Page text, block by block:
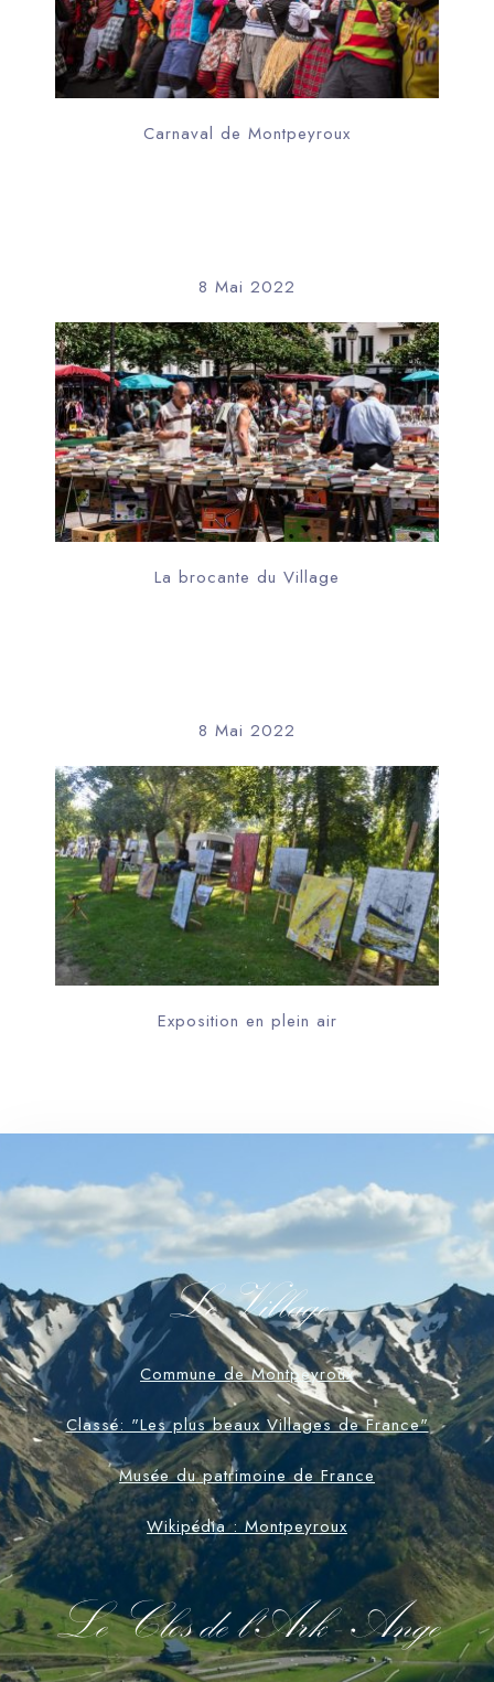
Carnaval de Montpeyroux
8 Mai 2022
La brocante du Village
8 Mai 2022
Exposition en plein air
Le Village
Commune de Montpeyroux
Classé: "Les plus beaux Villages de France"
Musée du patrimoine de France
Wikipédia : Montpeyroux
Le Clos de l'Ark - Ange